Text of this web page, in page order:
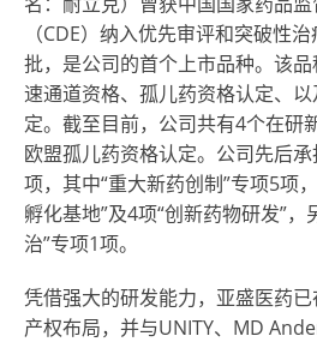
（CDE）纳入优先审评和突破性
批，是公司的首个上市品种。该
速通道资格、孤儿药资格认定、
定。截至目前，公司共有4个在研
欧盟孤儿药资格认定。公司先后
项，其中“重大新药创制”专项5项
孵化基地”及4项“创新药物研发”
治”专项1项。
凭借强大的研发能力，亚盛医药
产权布局，并与UNITY、MD